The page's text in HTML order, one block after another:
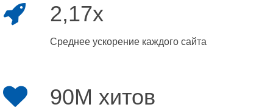
2,17x
Среднее ускорение каждого сайта
90M хитов